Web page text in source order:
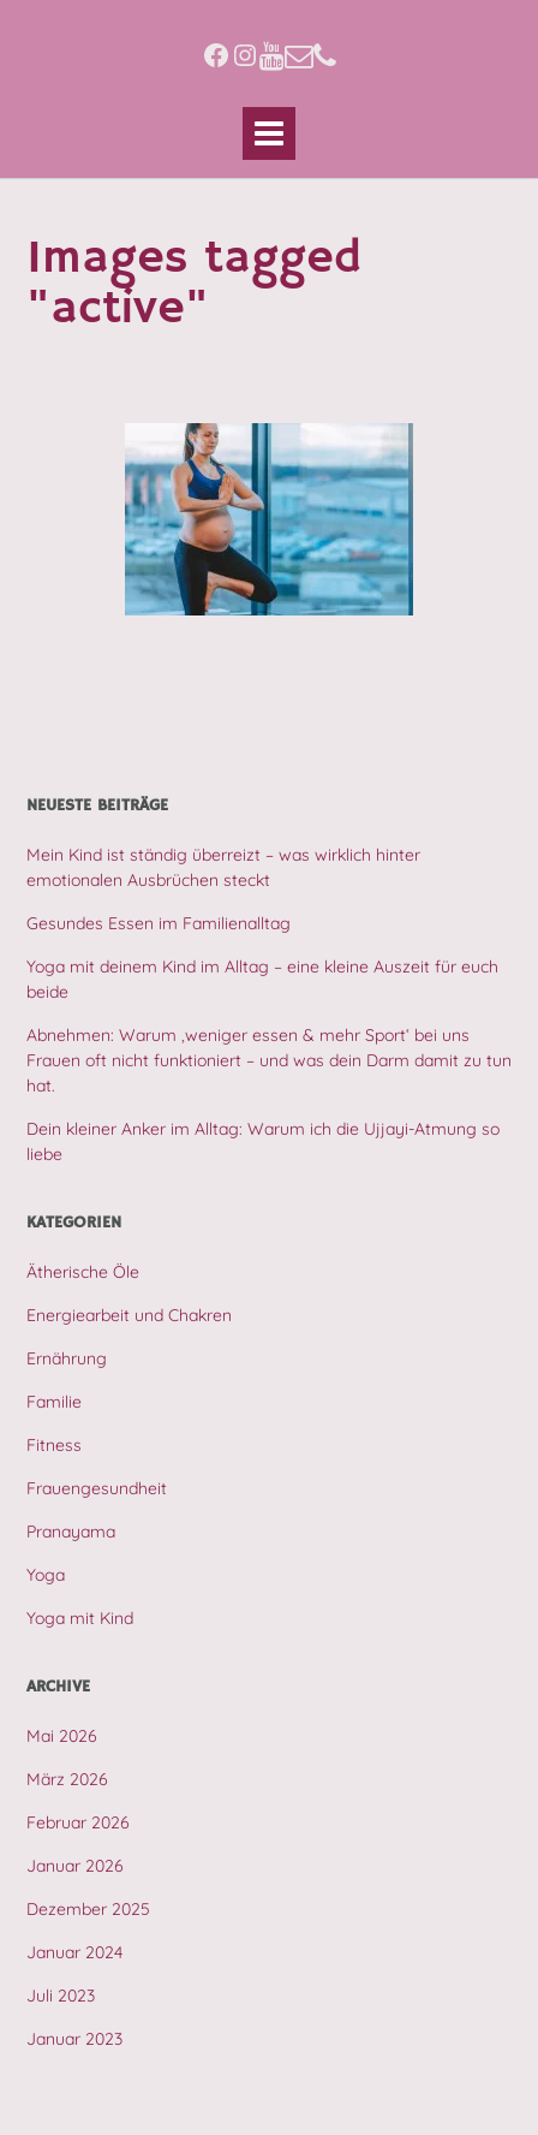
Facebook
Instagram
Images tagged
"active"
NEUESTE BEITRÄGE
Mein Kind ist ständig überreizt – was wirklich hinter
emotionalen Ausbrüchen steckt
Gesundes Essen im Familienalltag
Yoga mit deinem Kind im Alltag – eine kleine Auszeit für euch
beide
Abnehmen: Warum ‚weniger essen & mehr Sport‘ bei uns
Frauen oft nicht funktioniert – und was dein Darm damit zu tun
hat.
Dein kleiner Anker im Alltag: Warum ich die Ujjayi-Atmung so
liebe
KATEGORIEN
Ätherische Öle
Energiearbeit und Chakren
Ernährung
Familie
Fitness
Frauengesundheit
Pranayama
Yoga
Yoga mit Kind
ARCHIVE
Mai 2026
März 2026
Februar 2026
Januar 2026
Dezember 2025
Januar 2024
Juli 2023
Januar 2023